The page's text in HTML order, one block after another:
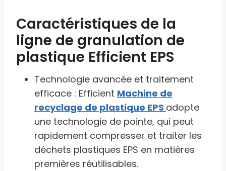
Caractéristiques de la
ligne de granulation de
plastique Efficient EPS
Technologie avancée et traitement
efficace : Efficient Machine de
recyclage de plastique EPS adopte
une technologie de pointe, qui peut
rapidement compresser et traiter les
déchets plastiques EPS en matières
premières réutilisables.